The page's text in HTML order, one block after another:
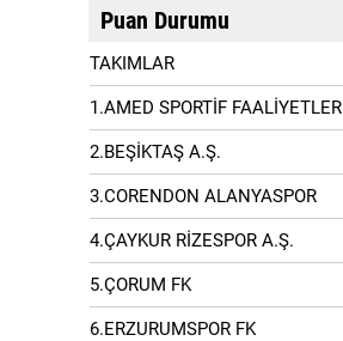
Puan Durumu
TAKIMLAR
1.AMED SPORTİF FAALİYETLER
2.BEŞİKTAŞ A.Ş.
3.CORENDON ALANYASPOR
4.ÇAYKUR RİZESPOR A.Ş.
5.ÇORUM FK
6.ERZURUMSPOR FK